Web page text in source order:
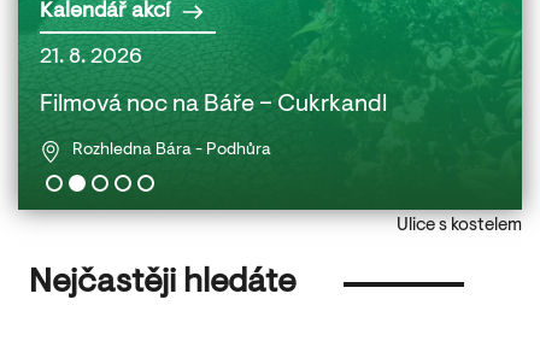
Kalendář akcí
21. 8. 2026
Filmová noc na Báře – Cukrkandl
Rozhledna Bára - Podhůra
22.
Ulice s kostelem
Nejčastěji hledáte